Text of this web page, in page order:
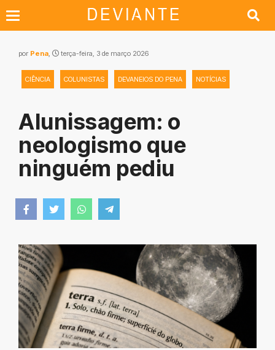
por Pena, terça-feira, 3 de março 2026
CIÊNCIA COLUNISTAS DEVANEIOS DO PENA NOTÍCIAS
Alunissagem: o
neologismo que
ninguém pediu